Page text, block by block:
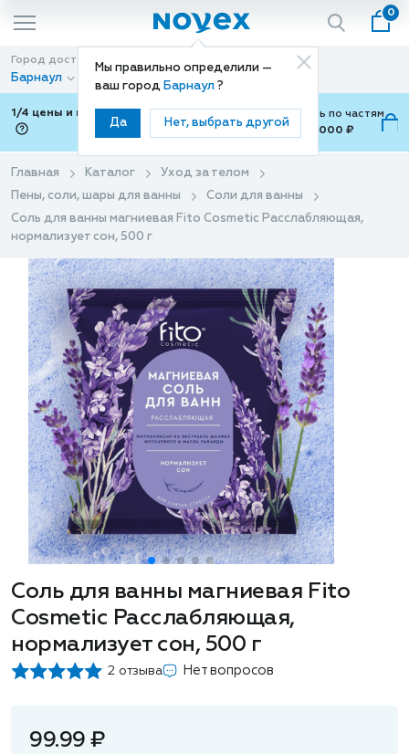
Мы правильно определили —
ваш город Барнаул ?
Да Нет, выбрать другой
0
Город доставки
Барнаул
Способ доставки
Доставка
1/4 цены и покупки ваши с Подели
Можно оплатить по частям
от 700 ₽ до 15,000 ₽
Главная Каталог
Уход за телом
Пены, соли, шары для ванны
Соли для ванны
Соль для ванны магниевая Fito Cosmetic Расслабляющая,
нормализует сон, 500 г
Соль для ванны магниевая Fito
Cosmetic Расслабляющая,
нормализует сон, 500 г
2 отзыва Нет вопросов
99.99 ₽